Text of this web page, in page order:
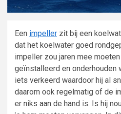
Een impeller zit bij een
dat het koelwater goed
impeller zou jaren mee
geïnstalleerd en onderhouden
iets verkeerd waardoor hij al
daarom ook regelmatig of de
er niks aan de hand is. Is hij